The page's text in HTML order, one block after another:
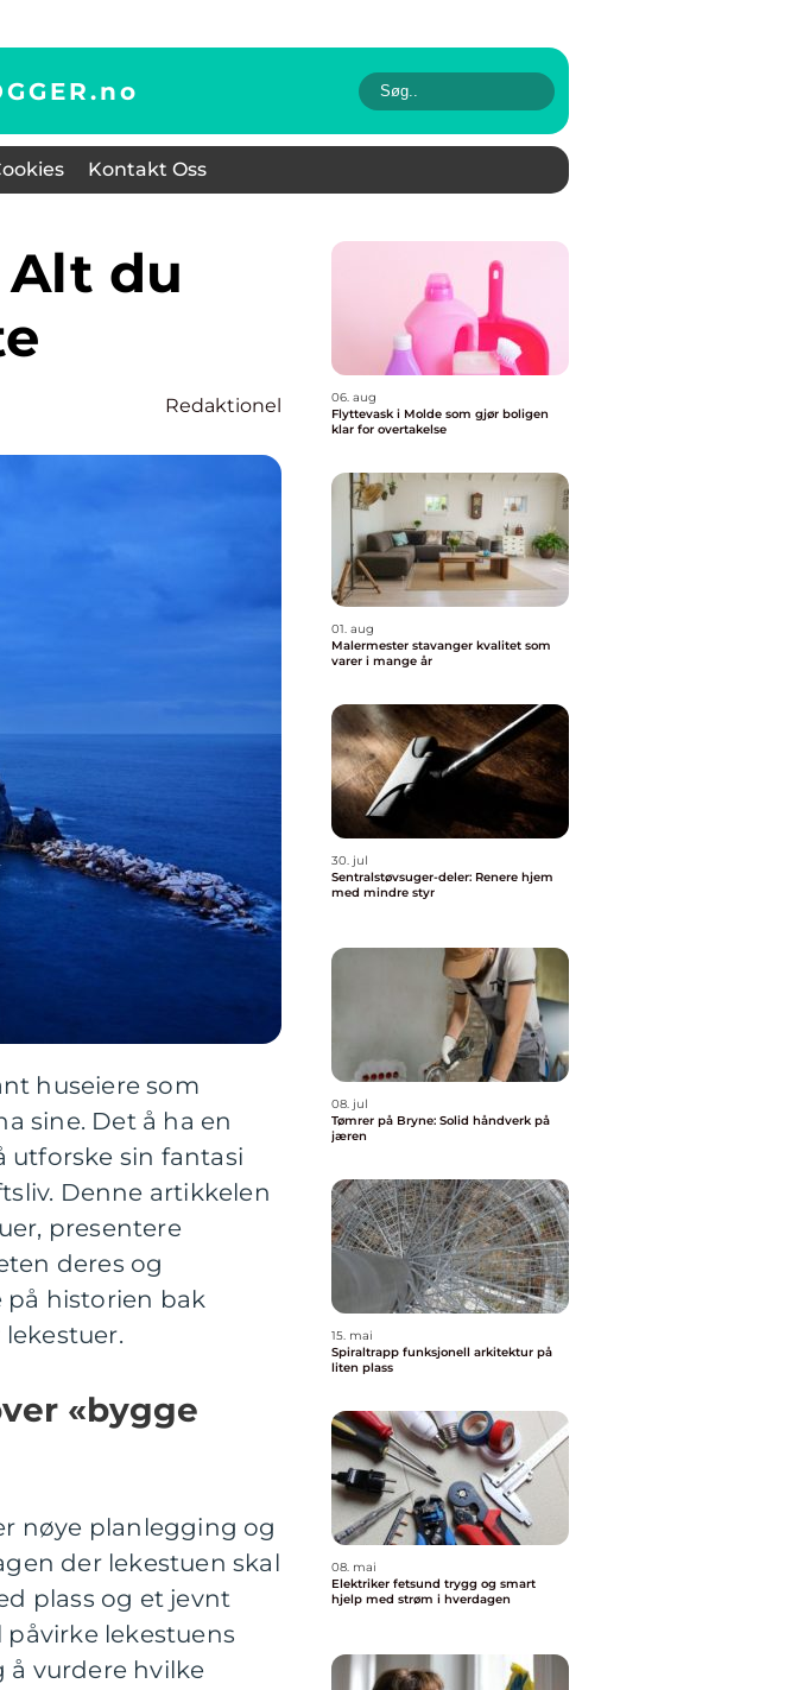
no
Kontakt Oss
Redaktionel
huseiere som
sine. Det å ha en
utforske sin fantasi
Denne artikkelen
presentere
deres og
på historien bak
«bygge
nøye planlegging og
der lekestuen skal
plass og et jevnt
lekestuens
å vurdere hvilke
06. aug
Flyttevask i Molde som gjør boligen
klar for overtakelse
01. aug
Malermester stavanger kvalitet som
varer i mange år
30. jul
Sentralstøvsuger-deler: Renere hjem
med mindre styr
08. jul
Tømrer på Bryne: Solid håndverk på
jæren
15. mai
Spiraltrapp funksjonell arkitektur på
liten plass
08. mai
Elektriker fetsund trygg og smart
hjelp med strøm i hverdagen